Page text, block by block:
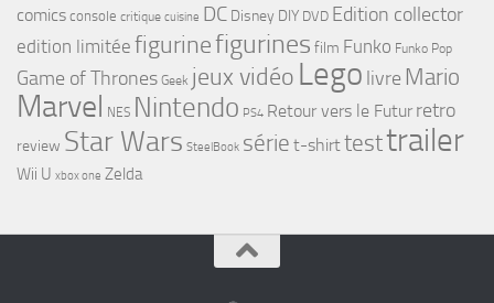
comics console critique cuisine DC Disney DIY DVD Edition collector
edition limitée figurinefigurines film Funko Funko Pop
Game of Thrones Geek jeux vidéo Lego livre Mario
Marvel NES Nintendo PS4 Retour vers le Futur retro
review Star Wars SteelBook série t-shirttesttrailer
Wii U xbox one Zelda